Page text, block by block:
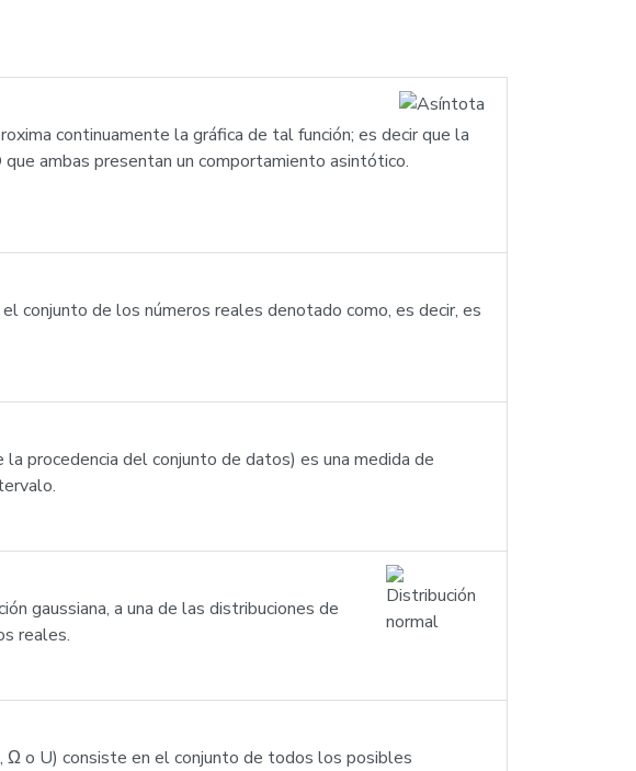
continuamente la gráfica de tal función; es decir que la
ambas presentan un comportamiento asintótico.
conjunto de los números reales denotado como, es decir, es
procedencia del conjunto de datos) es una medida de
gaussiana, a una de las distribuciones de
reales.
Ω o U) consiste en el conjunto de todos los posibles